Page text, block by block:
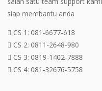
siap membantu anda
CS 1: 081-6677-618
CS 2: 0811-2648-980
CS 3: 0819-1402-7888
CS 4: 081-32676-5758